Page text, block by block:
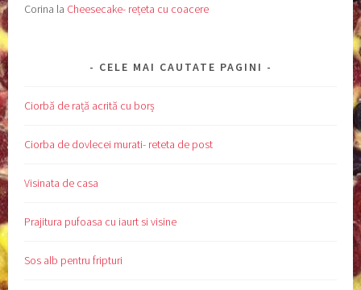
Corina la Cheesecake- rețeta cu coacere
CELE MAI CAUTATE PAGINI
Ciorbă de rață acrită cu borș
Ciorba de dovlecei murati- reteta de post
Visinata de casa
Prajitura pufoasa cu iaurt si visine
Sos alb pentru fripturi